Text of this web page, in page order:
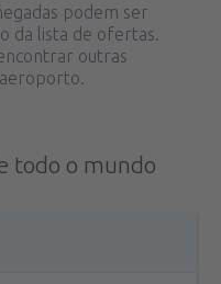
podem ser
da lista de ofertas.
outras
todo o mundo